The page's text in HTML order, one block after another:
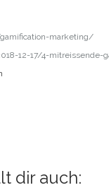
marketing/
12-17/4-
dir auch: